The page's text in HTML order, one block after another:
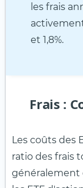
les frais
et 1,8%.
Frais :
Les coûts des
ratio des frais
généralement